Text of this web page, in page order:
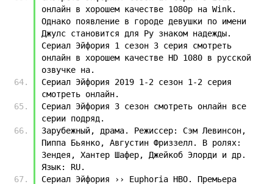
онлайн в хорошем качестве 1080p на Wink.
Однако появление в городе девушки по имени
Джулс становится для Ру знаком надежды.
Сериал Эйфория 1 сезон 3 серия смотреть
онлайн в хорошем качестве HD 1080 в русской
озвучке на.
Сериал Эйфория 2019 1-2 сезон 1-2 серия
смотреть онлайн.
Сериал Эйфория 3 cезон смотреть онлайн все
серии подряд.
Зарубежный, драма. Режиссер: Сэм Левинсон,
Пиппа Бьянко, Августин Фриззелл. В ролях:
Зендея, Хантер Шафер, Джейкоб Элорди и др.
Язык: RU.
Сериал Эйфория ›› Euphoria HBO. Премьера